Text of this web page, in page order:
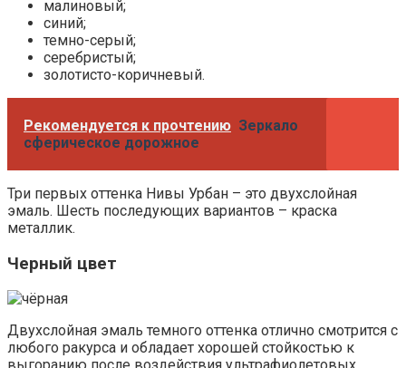
малиновый;
синий;
темно-серый;
серебристый;
золотисто-коричневый.
Рекомендуется к прочтению Зеркало
сферическое дорожное
Три первых оттенка Нивы Урбан – это двухслойная
эмаль. Шесть последующих вариантов – краска
металлик.
Черный цвет
Двухслойная эмаль темного оттенка отлично смотрится с
любого ракурса и обладает хорошей стойкостью к